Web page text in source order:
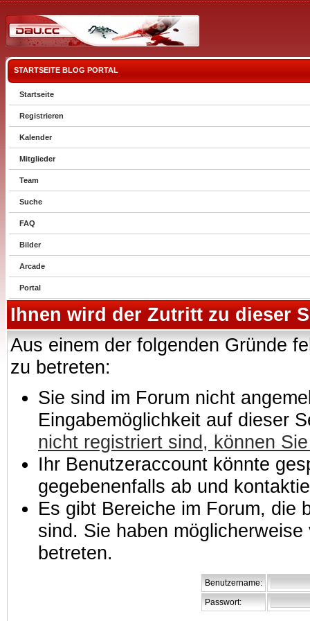
STARTSEITE BLOG PORTAL
Startseite
Registrieren
Kalender
Mitglieder
Team
Suche
FAQ
Bilder
Arcade
Portal
Ihnen wird der Zutritt zu dieser
Aus einem der folgenden Gründe
zu betreten:
Sie sind im Forum nicht
Eingabemöglichkeit auf dieser
nicht registriert sind, können
Ihr Benutzeraccount könnte
gegebenenfalls ab und
Es gibt Bereiche im Forum, die
sind. Sie haben
betreten.
Benutzername:
Passwort: